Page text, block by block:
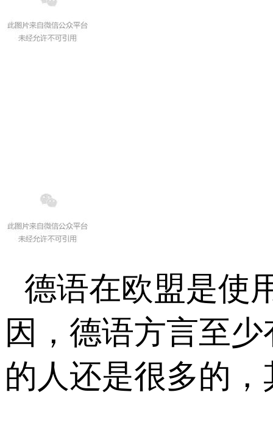
德语在欧盟是使
因，德语方言至
的人还是很多的